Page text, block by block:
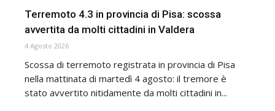
Terremoto 4.3 in provincia di Pisa: scossa
avvertita da molti cittadini in Valdera
4 Agosto 2026
Scossa di terremoto registrata in provincia di Pisa
nella mattinata di martedì 4 agosto: il tremore è
stato avvertito nitidamente da molti cittadini in...